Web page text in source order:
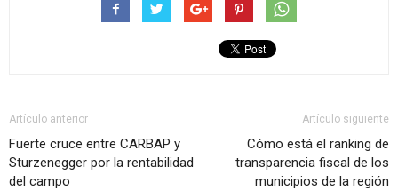
Artículo anterior
Fuerte cruce entre CARBAP y
Sturzenegger por la rentabilidad
del campo
Artículo siguiente
Cómo está el ranking de
transparencia fiscal de los
municipios de la región